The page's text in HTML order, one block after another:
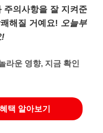
주의사항을 잘 지켜준
해질 거예요! 오늘부
!
라운 영향, 지금 확인
택 알아보기